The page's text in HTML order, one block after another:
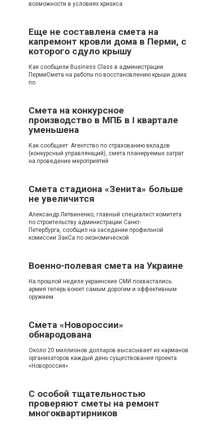
возможности в условиях кризиса
Еще не составлена смета на
капремонт кровли дома в Перми, с
которого сдуло крышу
Как сообщили Business Class в администрации
ПермиСмета на работы по восстановлению крыши дома
по
Смета на конкурсное
производство в МПБ в I квартале
уменьшена
Как сообщает Агентство по страхованию вкладов
(конкурсный управляющий), смета планируемых затрат
на проведение мероприятий
Смета стадиона «Зенита» больше
не увеличится
Александр Литвиненко, главный специалист комитета
по строительству администрации Санкт-
Петербурга, сообщил на заседании профильной
комиссии ЗакСа по экономической
Военно-полевая смета на Украине
На прошлой неделе украинские СМИ похвастались:
армия теперь воюет самым дорогим и эффективным
оружием.
Смета «Новороссии»
обнародована
Около 20 миллионов долларов высасывает из карманов
организаторов каждый день существования проекта
«Новороссия».
С особой тщательностью
проверяют сметы на ремонт
многоквартирников